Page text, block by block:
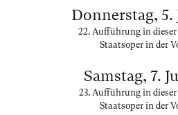
Donnerstag, 5.
22. Aufführung in
Staatsoper in der
Samstag, 7.
23. Aufführung in
Staatsoper in der